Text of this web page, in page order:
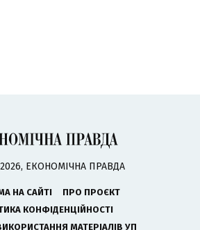
ЕКОНОМІЧНА ПРАВДА
НА САЙТІ
ПРО ПРОЄКТ
КОНФІДЕНЦІЙНОСТІ
МАТЕРІАЛІВ УП